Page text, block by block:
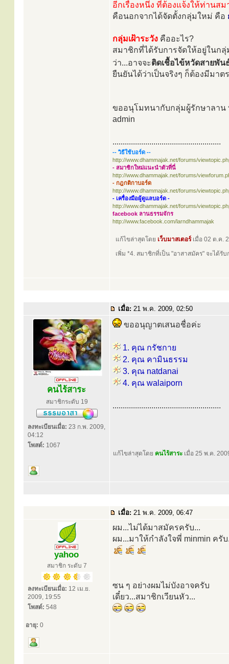
อีกเรื่องหนึ่ง ที่ต้องแจ้งให้ท่านส
คือนอกจากได้จัดตั้งกลุ่มใหม่ คือ
กลุ่มเฝ้าระวัง คืออะไร?
สมาชิกที่ได้รับการจัดให้อยู่ในกลุ่
ว่า...อาจจะติดเชื้อไข้หวัดสายพัน
ยืนยันได้ว่าเป็นจริงๆ ก็ต้องมีมา
ขออนุโมทนากับกลุ่มผู้รักษาลาน
admin
.....................................................
-- วิธีใช้บอร์ด --
http://www.dhammajak.net/forums/
- สมาชิกใหม่แนะนำตัวที่นี่
http://www.dhammajak.net/forums/
- กฎกติกาบอร์ด
http://www.dhammajak.net/forums/
- เครื่องมือผู้ดูแลบอร์ด -
http://www.dhammajak.net/forums/
facebook ลานธรรมจักร
http://www.facebook.com/larndhammajak
แก้ไขล่าสุดโดย เว็บมาสเตอร์เมื่อ 02 ต.ค.
เพิ่ม *4. สมาชิกที่เป็น "อาสาสมัคร" จะได้รั
เมื่อ: 21 พ.ค. 2009, 02:50
คนไร้สาระ
สมาชิกระดับ 19
ลงทะเบียนเมื่อ: 23 ก.พ. 2009,
04:12
โพสต์: 1067
ขออนุญาตเสนอชื่อค่ะ
1. คุณ กรัชกาย
2. คุณ คามินธรรม
3. คุณ natdanai
4. คุณ walaiporn
.....................................................
แก้ไขล่าสุดโดย คนไร้สาระ เมื่อ 25 พ.ค.
เมื่อ: 21 พ.ค. 2009, 06:47
yahoo
สมาชิก ระดับ 7
ลงทะเบียนเมื่อ: 12 เม.ย.
2009, 19:55
โพสต์: 548
อายุ: 0
ผม...ไม่ได้มาสมัครครับ...
ผม...มาให้กำลังใจพี่ minmin ครับ
ซน ๆ อย่างผมไม่บังอาจครับ
เดี๋ยว...สมาชิกเวียนหัว...